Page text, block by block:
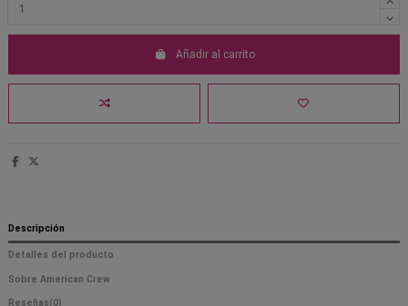
Añadir al carrito
Descripción
Detalles del producto
Sobre American Crew
Reseñas(0)